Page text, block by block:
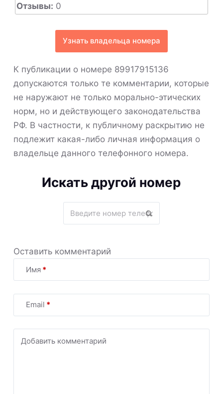
Отзывы: 0
Узнать владельца номера
К публикации о номере 89917915136
допускаются только те комментарии, которые
не наружают не только морально-этических
норм, но и действующего законодательства
РФ. В частности, к публичному раскрытию не
подлежит какая-либо личная информация о
владельце данного телефонного номера.
Искать другой номер
Оставить комментарий
Имя *
Email *
Добавить комментарий